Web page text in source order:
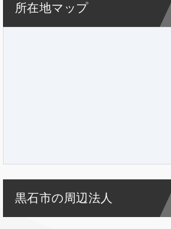
所在地マップ
黒石市の周辺法人